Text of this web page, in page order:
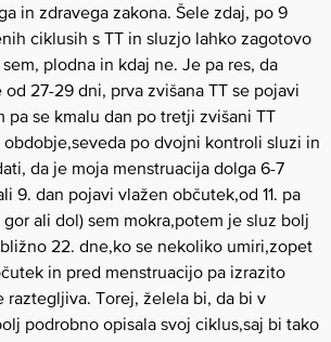
in zdravega zakona. Šele zdaj, po 9
ciklusih s TT in sluzjo lahko zagotovo
plodna in kdaj ne. Je pa res, da
27-29 dni, prva zvišana TT se pojavi
pa se kmalu dan po tretji zvišani TT
po dvojni kontroli sluzi in
da je moja menstruacija dolga 6-7
9. dan pojavi vlažen občutek,od 11. pa
gor ali dol) sem mokra,potem je sluz bolj
22. dne,ko se nekoliko umiri,zopet
in pred menstruacijo pa izrazito
raztegljiva. Torej, želela bi, da bi v
podrobno opisala svoj ciklus,saj bi tako